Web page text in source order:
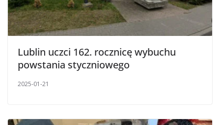
Lublin uczci 162. rocznicę wybuchu
powstania styczniowego
2025-01-21